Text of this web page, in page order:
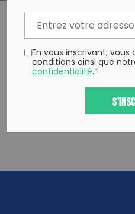
PARTAGER CET
Copy to clipboard
En vous inscrivant,
conditions ainsi que
confidentialité.*